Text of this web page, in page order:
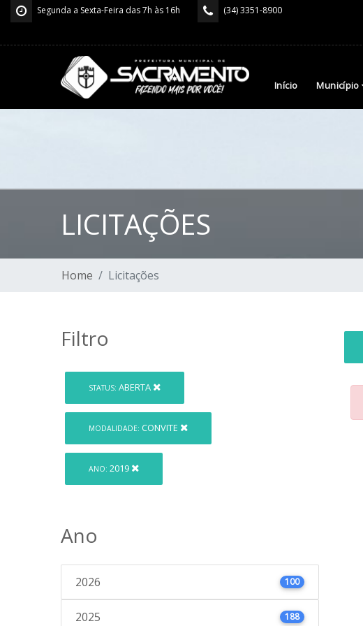
Segunda a Sexta-Feira das 7h às 16h (34) 3351-8900
Início Município
LICITAÇÕES
Home Licitações
Filtro
STATUS: ABERTA
MODALIDADE: CONVITE
ANO: 2019
Ano
2026 100
2025 188